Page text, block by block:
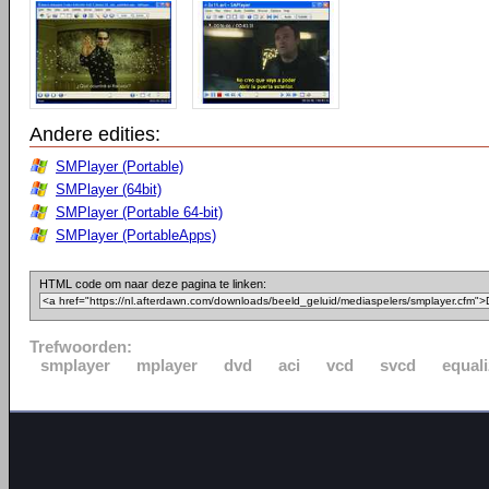
Andere edities:
SMPlayer (Portable)
SMPlayer (64bit)
SMPlayer (Portable 64-bit)
SMPlayer (PortableApps)
HTML code om naar deze pagina te linken:
Trefwoorden:
smplayer
mplayer dvd aci vcd svcd